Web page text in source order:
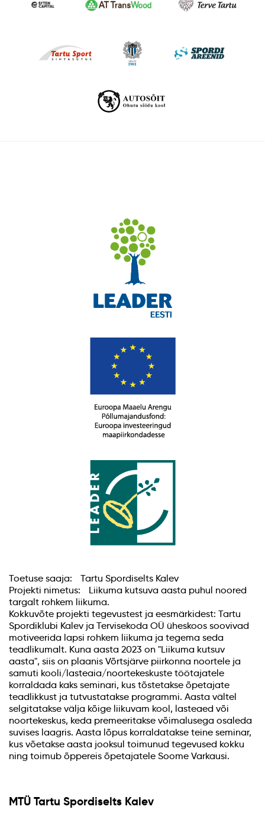
Toetuse saaja: Tartu Spordiselts Kalev
Projekti nimetus: Liikuma kutsuva aasta puhul noored
targalt rohkem liikuma.
Kokkuvõte projekti tegevustest ja eesmärkidest: Tartu
Spordiklubi Kalev ja Tervisekoda OÜ üheskoos soovivad
motiveerida lapsi rohkem liikuma ja tegema seda
teadlikumalt. Kuna aasta 2023 on "Liikuma kutsuv
aasta", siis on plaanis Võrtsjärve piirkonna noortele ja
samuti kooli/lasteaia/noortekeskuste töötajatele
korraldada kaks seminari, kus tõstetakse õpetajate
teadlikkust ja tutvustatakse programmi. Aasta vältel
selgitatakse välja kõige liikuvam kool, lasteaed või
noortekeskus, keda premeeritakse võimalusega osaleda
suvises laagris. Aasta lõpus korraldatakse teine seminar,
kus võetakse aasta jooksul toimunud tegevused kokku
ning toimub õppereis õpetajatele Soome Varkausi.
MTÜ Tartu Spordiselts Kalev